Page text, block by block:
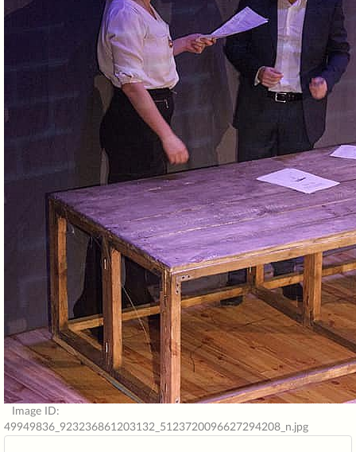
Image ID:
49949836_923236861203132_5123720096627294208_n.jpg